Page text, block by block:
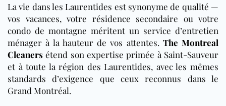
La vie dans les Laurentides est synonyme de qualité —
vos vacances, votre résidence secondaire ou votre
condo de montagne méritent un service d’entretien
ménager à la hauteur de vos attentes. The Montreal
Cleaners étend son expertise primée à Saint-Sauveur
et à toute la région des Laurentides, avec les mêmes
standards d’exigence que ceux reconnus dans le
Grand Montréal.